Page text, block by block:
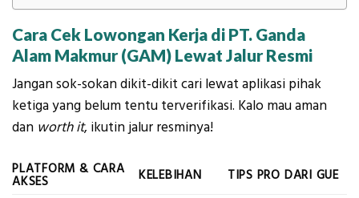
Cara Cek Lowongan Kerja di PT. Ganda
Alam Makmur (GAM) Lewat Jalur Resmi
Jangan sok-sokan dikit-dikit cari lewat aplikasi pihak
ketiga yang belum tentu terverifikasi. Kalo mau aman
dan worth it, ikutin jalur resminya!
PLATFORM & CARA
AKSES KELEBIHAN TIPS PRO DARI GUE